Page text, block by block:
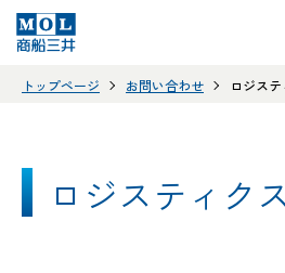
トップページ お問い合わせ ロジス
ロジスティク